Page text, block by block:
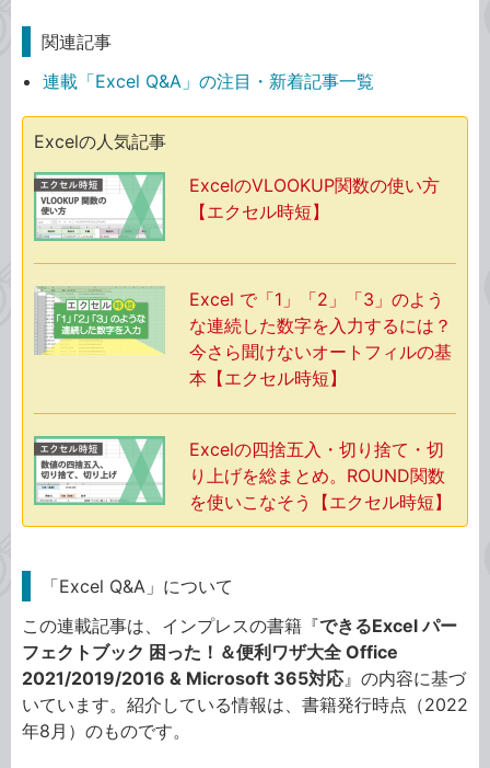
関連記事
連載「Excel Q&A」の注目・新着記事一覧
Excelの人気記事
ExcelのVLOOKUP関数の使い方
【エクセル時短】
Excel で「1」「2」「3」のよう
な連続した数字を入力するには？
今さら聞けないオートフィルの基
本【エクセル時短】
Excelの四捨五入・切り捨て・切
り上げを総まとめ。ROUND関数
を使いこなそう【エクセル時短】
「Excel Q&A」について
この連載記事は、インプレスの書籍『できるExcel パー
フェクトブック 困った！＆便利ワザ大全 Office
2021/2019/2016 & Microsoft 365対応 』の内容に基づ
いています。紹介している情報は、書籍発行時点（2022
年8月）のものです。